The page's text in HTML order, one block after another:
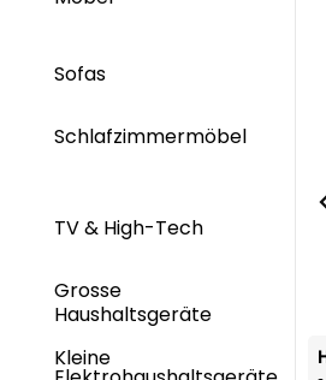
Sofas
Schlafzimmermöbel
TV & High-Tech
Grosse
Haushaltsgeräte
Kleine